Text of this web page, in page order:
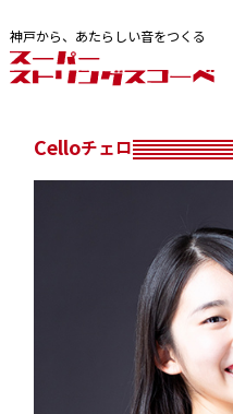
神戸から、あたらしい音をつくる
Celloチェロ